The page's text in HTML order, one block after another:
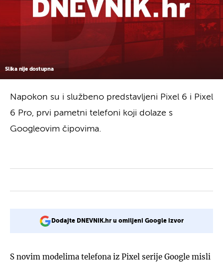
Slika nije dostupna
Napokon su i službeno predstavljeni Pixel 6 i Pixel
6 Pro, prvi pametni telefoni koji dolaze s
Googleovim čipovima.
Dodajte DNEVNIK.hr u omiljeni Google izvor
S novim modelima telefona iz Pixel serije Google misli